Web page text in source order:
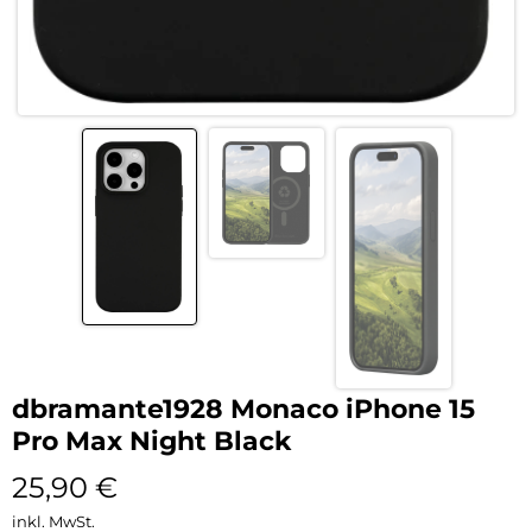
dbramante1928 Monaco iPhone 15
Pro Max Night Black
25,90 €
inkl. MwSt.